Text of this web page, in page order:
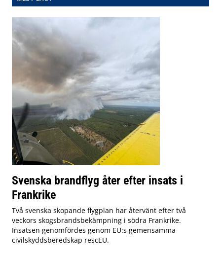
Svenska brandflyg åter efter insats i
Frankrike
Två svenska skopande flygplan har återvänt efter två
veckors skogsbrandsbekämpning i södra Frankrike.
Insatsen genomfördes genom EU:s gemensamma
civilskyddsberedskap rescEU.